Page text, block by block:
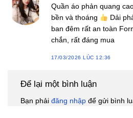
Quần áo phản quang
bền và thoáng
Dải
ban đêm rất an toàn
chắn, rất đáng mua
17/03/2026 LÚC 12:36
Để lại một bình luận
Bạn phải đăng nhập để gửi bình